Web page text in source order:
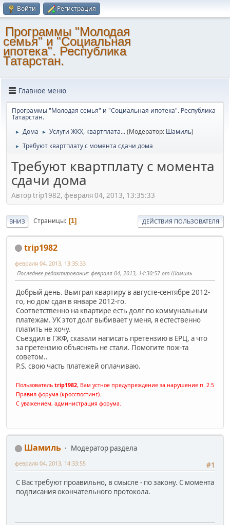
Войти Регистрация
Программы "Молодая
семья" и "Социальная
ипотека". Республика
Татарстан.
Главное меню
Программы "Молодая семья" и "Социальная ипотека". Республика
Татарстан.
► Дома ► Услуги ЖКХ, квартплата...(Модератор: Шамиль)
► Требуют квартплату с момента сдачи дома
Требуют квартплату с момента
сдачи дома
Автор trip1982, февраля 04, 2013, 13:35:33
ВНИЗ Страницы 1 ДЕЙСТВИЯ ПОЛЬЗОВАТЕЛЯ
trip1982
февраля 04, 2013, 13:35:33
Последнее редактирование: февраля 04, 2013, 14:30:57 от Шамиль
Добрый день. Выиграл квартиру в августе-сентябре 2012-
го, но дом сдан в январе 2012-го.
Соответственно на квартире есть долг по коммунальным
платежам. УК этот долг выбивает у меня, я естественно
платить не хочу.
Съездил в ГЖФ, сказали написать претензию в ЕРЦ, а что
за претензию объяснять не стали. Помогите пож-та
советом..
P.S. свою часть платежей оплачиваю.
Пользователь trip1982, Вам устное предупреждение за нарушение п. 2.5
Правил форума (кросспостинг).
С уважением, администрация форума.
Шамиль
Модератор раздела
#1
февраля 04, 2013, 14:33:55
С Вас требуют проавильно, в смысле - по закону. С момента
подписания окончательного протокола.